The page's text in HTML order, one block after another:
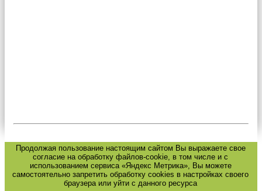
Продолжая пользование настоящим сайтом Вы выражаете свое
согласие на обработку файлов-cookie, в том числе и с
использованием сервиса «Яндекс Метрика», Вы можете
самостоятельно запретить обработку cookies в настройках своего
браузера или уйти с данного ресурса